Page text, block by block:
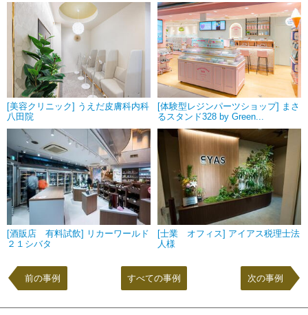
[美容クリニック] うえだ皮膚科内科
八田院
[体験型レジンパーツショップ] まさ
るスタンド328 by Green...
[酒販店 有料試飲] リカーワールド
２１シバタ
[士業 オフィス] アイアス税理士法
人様
前の事例 次の事例
すべての事例